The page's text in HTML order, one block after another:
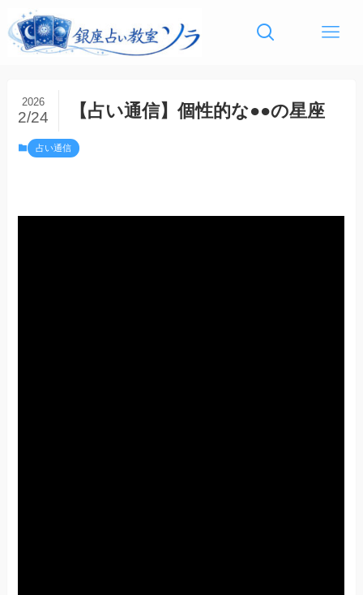
【占い通信】個性的な●●の星座
2026
2/24
占い通信